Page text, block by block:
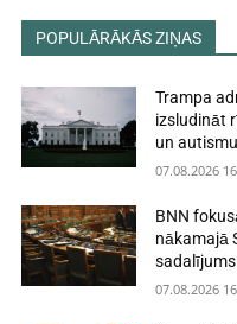
POPULĀRĀKĀS ZIŅAS
Trampa
izsludināt
un autismu
07.08.2026
BNN
nākamajā
07.08.2026